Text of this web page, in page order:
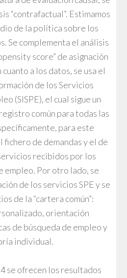
“contrafactual”. Estimamos
de la política sobre los
Se complementa el análisis
score” de asignación
a los datos, se usa el
de los Servicios
(SISPE), el cual sigue un
común para todas las
para este
fichero de demandas y el de
recibidos por los
empleo. Por otro lado, se
de los servicios SPE y se
de la “cartera común”:
orientación
de búsqueda de empleo y
individual.
se ofrecen los resultados